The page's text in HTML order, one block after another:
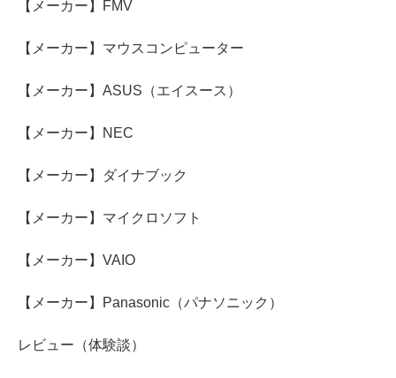
【メーカー】FMV
【メーカー】マウスコンピューター
【メーカー】ASUS（エイスース）
【メーカー】NEC
【メーカー】ダイナブック
【メーカー】マイクロソフト
【メーカー】VAIO
【メーカー】Panasonic（パナソニック）
レビュー（体験談）